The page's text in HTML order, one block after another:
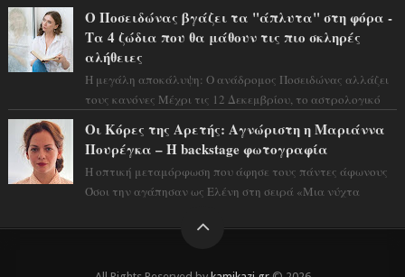
Ο Ποσειδώνας βγάζει τα "άπλυτα" στη φόρα -
Τα 4 ζώδια που θα μάθουν τις πιο σκληρές
αλήθειες
Η μεγάλη αποκάλυψη: Ο ανάδρομος Ποσειδώνας αλλάζει
τους κανόνες Μέχρι τις 12 Δεκεμβρίου, το αστρολογικό
Οι Κόρες της Αρετής: Αγνώριστη η Μαριάννα
Πουρέγκα – H backstage φωτογραφία
Η οπτική μεταμόρφωση που άφησε τους πάντες άφωνους
Όσοι την αγάπησαν ως Ελένη στη σειρά «Μια νύχτα